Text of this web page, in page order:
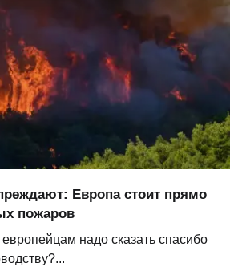
Европа стоит прямо
пожаров
надо сказать спасибо